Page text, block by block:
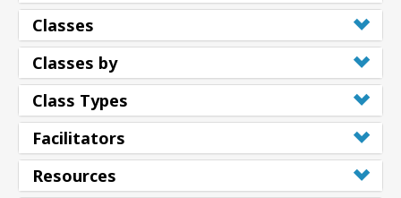
Classes
Classes by
Class Types
Facilitators
Resources